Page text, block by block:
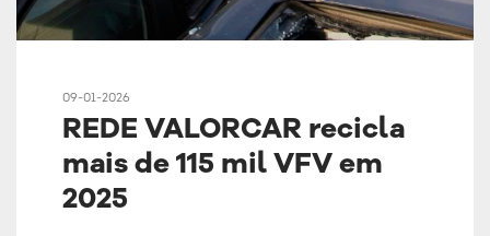
09-01-2026
REDE VALORCAR recicla
mais de 115 mil VFV em
2025